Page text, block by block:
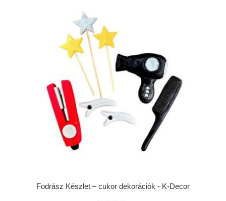
Fodrász Készlet – cukor dekorációk - K-Decor